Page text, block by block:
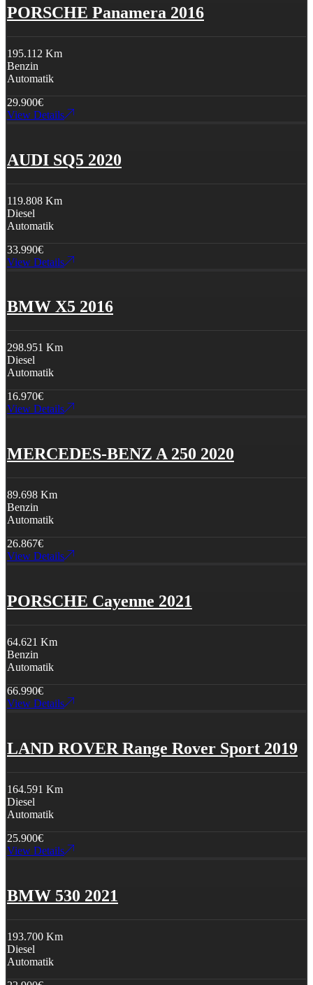
PORSCHE Panamera 2016
195.112 Km
Benzin
Automatik
29.900€
View Details
AUDI SQ5 2020
119.808 Km
Diesel
Automatik
33.990€
View Details
BMW X5 2016
298.951 Km
Diesel
Automatik
16.970€
View Details
MERCEDES-BENZ A 250 2020
89.698 Km
Benzin
Automatik
26.867€
View Details
PORSCHE Cayenne 2021
64.621 Km
Benzin
Automatik
66.990€
View Details
LAND ROVER Range Rover Sport 2019
164.591 Km
Diesel
Automatik
25.900€
View Details
BMW 530 2021
193.700 Km
Diesel
Automatik